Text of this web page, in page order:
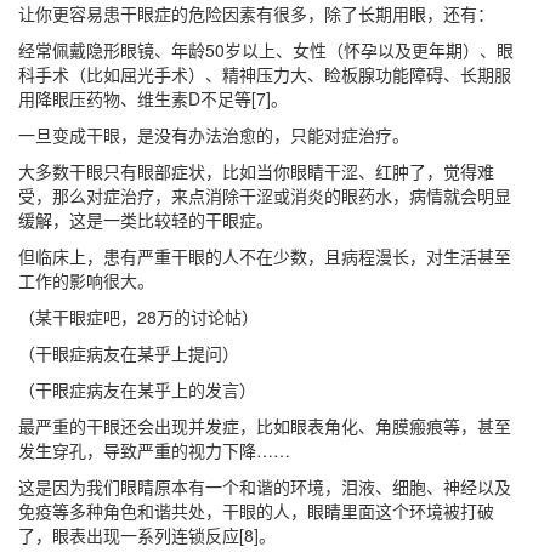
让你更容易患干眼症的危险因素有很多，除了长期用眼，还有：
经常佩戴隐形眼镜、年龄50岁以上、女性（怀孕以及更年期）、眼
科手术（比如屈光手术）、精神压力大、睑板腺功能障碍、长期服
用降眼压药物、维生素D不足等[7]。
一旦变成干眼，是没有办法治愈的，只能对症治疗。
大多数干眼只有眼部症状，比如当你眼睛干涩、红肿了，觉得难
受，那么对症治疗，来点消除干涩或消炎的眼药水，病情就会明显
缓解，这是一类比较轻的干眼症。
但临床上，患有严重干眼的人不在少数，且病程漫长，对生活甚至
工作的影响很大。
（某干眼症吧，28万的讨论帖）
（干眼症病友在某乎上提问）
（干眼症病友在某乎上的发言）
最严重的干眼还会出现并发症，比如眼表角化、角膜瘢痕等，甚至
发生穿孔，导致严重的视力下降……
这是因为我们眼睛原本有一个和谐的环境，泪液、细胞、神经以及
免疫等多种角色和谐共处，干眼的人，眼睛里面这个环境被打破
了，眼表出现一系列连锁反应[8]。